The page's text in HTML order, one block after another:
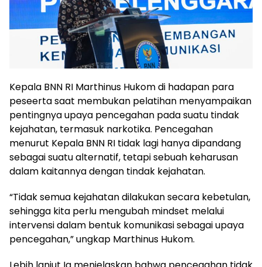
Kepala BNN RI Marthinus Hukom di hadapan para
peseerta saat membukan pelatihan menyampaikan
pentingnya upaya pencegahan pada suatu tindak
kejahatan, termasuk narkotika. Pencegahan
menurut Kepala BNN RI tidak lagi hanya dipandang
sebagai suatu alternatif, tetapi sebuah keharusan
dalam kaitannya dengan tindak kejahatan.
“Tidak semua kejahatan dilakukan secara kebetulan,
sehingga kita perlu mengubah mindset melalui
intervensi dalam bentuk komunikasi sebagai upaya
pencegahan,” ungkap Marthinus Hukom.